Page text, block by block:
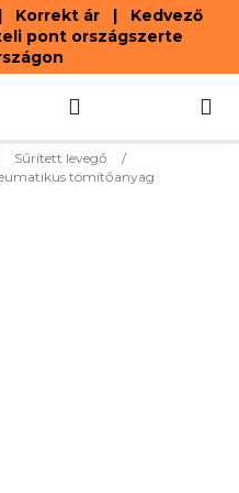
ár | Kedvező
pont országszerte
KOSÁR
Sűrített levegő
/
tömítőanyag